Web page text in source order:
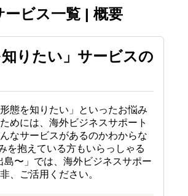
ービス一覧 | 概要
知りたい」サービスの
態を知りたい」といったお悩み
めには、海外ビジネスサポート
なサービスがあるのかわからな
を抱えている方もいらっしゃる
〜」では、海外ビジネスサポー
、ご活用ください。